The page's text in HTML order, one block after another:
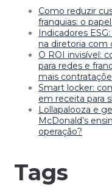
Como reduzir
franquias: o
Indicadores
na diretoria com
O ROI invisível:
para redes e
mais
Smart locker:
em receita para
Lollapalooza e
McDonald’s
operação?
Tags